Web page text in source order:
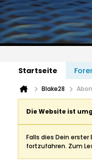
Startseite
Blake28
Die Website ist
Falls dies Dein
fortzufahren. Zum